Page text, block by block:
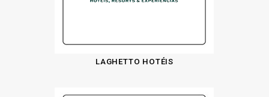
LAGHETTO HOTÉIS